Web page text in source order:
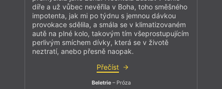
díře a už vůbec nevěřila v Boha, toho směšného
impotenta, jak mi po týdnu s jemnou dávkou
provokace sdělila, a smála se v klimatizovaném
autě na plné kolo, takovým tím všeprostupujícím
perlivým smíchem dívky, která se v životě
neztratí, anebo přesně naopak.
Přečíst
Beletrie– Próza